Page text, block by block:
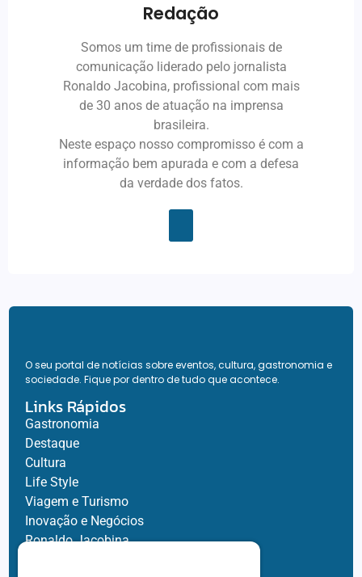
Redação
Somos um time de profissionais de
comunicação liderado pelo jornalista
Ronaldo Jacobina, profissional com mais
de 30 anos de atuação na imprensa
brasileira.
Neste espaço nosso compromisso é com a
informação bem apurada e com a defesa
da verdade dos fatos.
O seu portal de notícias sobre eventos, cultura, gastronomia e
sociedade. Fique por dentro de tudo que acontece.
Links Rápidos
Gastronomia
Destaque
Cultura
Life Style
Viagem e Turismo
Inovação e Negócios
Ronaldo Jacobina